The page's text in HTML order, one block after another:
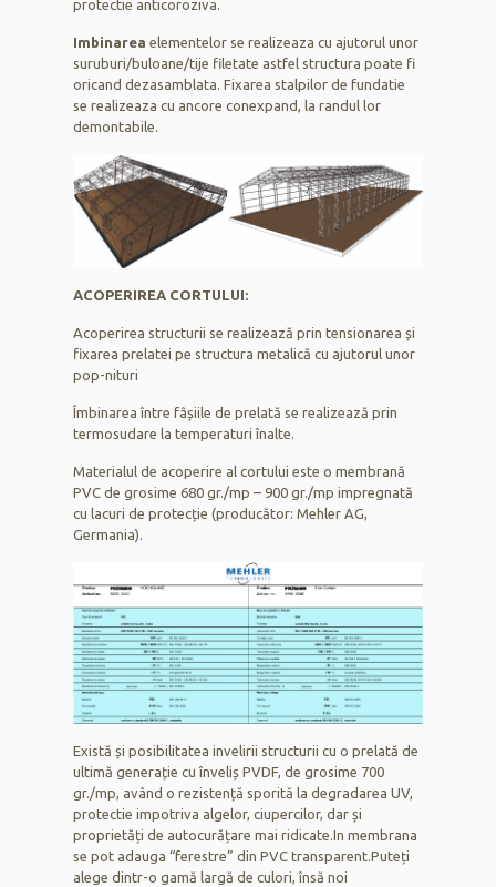
protectie anticoroziva.
Imbinarea elementelor se realizeaza cu ajutorul unor
suruburi/buloane/tije filetate astfel structura poate fi
oricand dezasamblata. Fixarea stalpilor de fundatie
se realizeaza cu ancore conexpand, la randul lor
demontabile.
ACOPERIREA CORTULUI:
Acoperirea structurii se realizează prin tensionarea și
fixarea prelatei pe structura metalică cu ajutorul unor
pop-nituri
Îmbinarea între fâșiile de prelată se realizează prin
termosudare la temperaturi înalte.
Materialul de acoperire al cortului este o membrană
PVC de grosime 680 gr./mp – 900 gr./mp impregnată
cu lacuri de protecție (producător:Mehler AG,
Germania).
Există și posibilitatea invelirii structurii cu o prelată de
ultimă generație cu înveliș PVDF, de grosime 700
gr./mp, având o rezistență sporită la degradarea UV,
protectie impotriva algelor, ciupercilor, dar și
proprietăți de autocurățare mai ridicate.In membrana
se pot adauga “ferestre” din PVC transparent.Puteți
alege dintr-o gamă largă de culori, însă noi